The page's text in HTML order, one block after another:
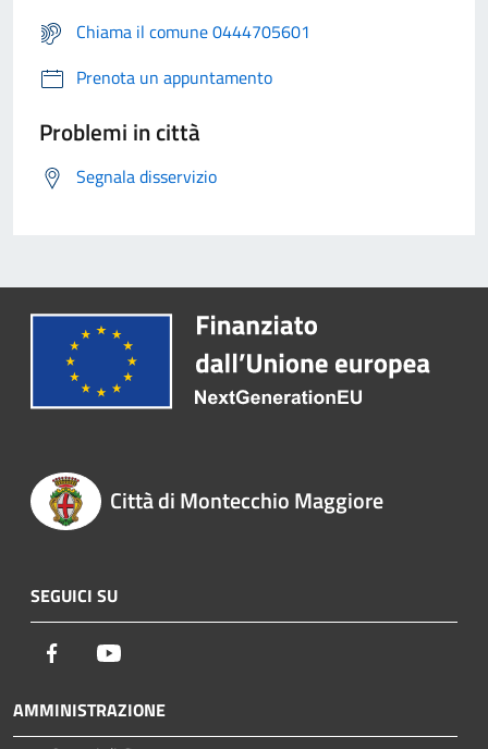
Chiama il comune 0444705601
Prenota un appuntamento
Problemi in città
Segnala disservizio
Città di Montecchio Maggiore
SEGUICI SU
Facebook
AMMINISTRAZIONE